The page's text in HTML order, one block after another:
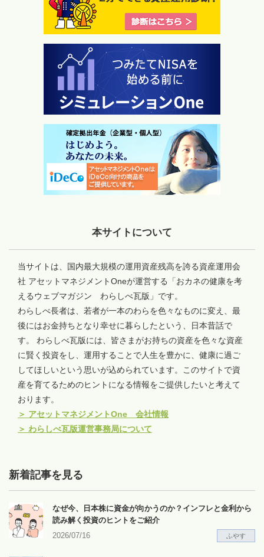
本サイトについて
当サイトは、国内最大規模の運用資産残高を誇る資産運用会
社 アセットマネジメントOneが運営する「おカネの健康を考
えるウェブマガジン わらしべ瓦版」です。
わらしべ長者は、若者が一本のわらを色々なものに変え、最
後にはお金持ちとなり幸せに暮らしたという、日本昔話で
す。 わらしべ瓦版には、皆さまがお持ちの資産を色々な資産
に賢く投資をし、運用することで人生を豊かに、健康に過ご
してほしいという思いが込められています。このサイトで資
産を育てるためのヒントになる情報をご提供したいと考えて
おります。
＞ アセットマネジメントOne 会社情報
＞ わらしべ瓦版運営事務局について
新着記事を見る
なぜ今、日本株に資金が向かうのか？インフレと金利から
読み解く投資のヒントをご紹介
2026/07/16
ふやす